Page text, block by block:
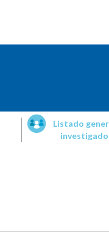
Listado